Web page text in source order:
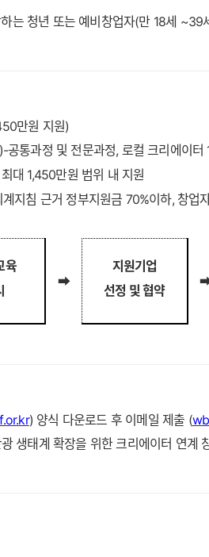
는 청년 또는 예비창업자(만 18세 ~39
만원 지원)
공통과정 및 전문과정, 로컬 크리에이터
대 1,450만원 범위 내 지원
지침 근거 정부지원금 70%이하, 창업
육
➡
지원기업
선정 및 협약
) 양식 다운로드 후 이메일 제출 (
생태계 확장을 위한 크리에이터 연계